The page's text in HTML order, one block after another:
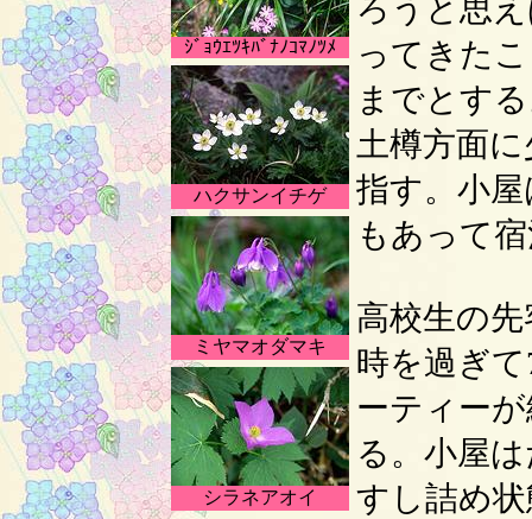
ｼﾞｮｳｴﾂｷﾊﾞﾅﾉｺﾏﾉﾂﾒ
ハクサンイチゲ
ミヤマオダマキ
シラネアオイ
ろうと思
ってきた
までとす
土樽方面
指す。小
もあって
高校生の
時を過ぎ
ーティー
る。小屋
すし詰め